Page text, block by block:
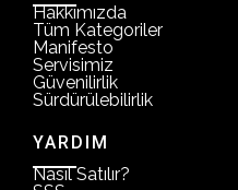
Hakkımızda
Tüm Kategoriler
Manifesto
Servisimiz
Güvenilirlik
Sürdürülebilirlik
YARDIM
Nasıl Satılır?